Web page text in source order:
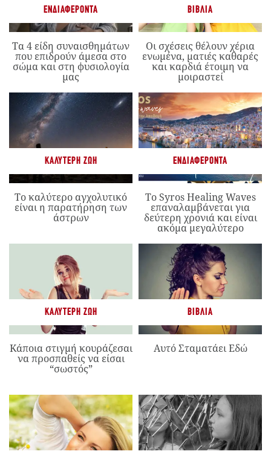
ΕΝΔΙΑΦΈΡΟΝΤΑ
Τα 4 είδη συναισθημάτων
που επιδρούν άμεσα στο
σώμα και στη φυσιολογία
μας
ΒΙΒΛΊΑ
Οι σχέσεις θέλουν χέρια
ενωμένα, ματιές καθαρές
και καρδιά έτοιμη να
μοιραστεί
ΚΑΛΎΤΕΡΗ ΖΩΉ
Το καλύτερο αγχολυτικό
είναι η παρατήρηση των
άστρων
ΕΝΔΙΑΦΈΡΟΝΤΑ
Το Syros Healing Waves
επαναλαμβάνεται για
δεύτερη χρονιά και είναι
ακόμα μεγαλύτερο
ΚΑΛΎΤΕΡΗ ΖΩΉ
Κάποια στιγμή κουράζεσαι
να προσπαθείς να είσαι
“σωστός”
ΒΙΒΛΊΑ
Αυτό Σταματάει Εδώ